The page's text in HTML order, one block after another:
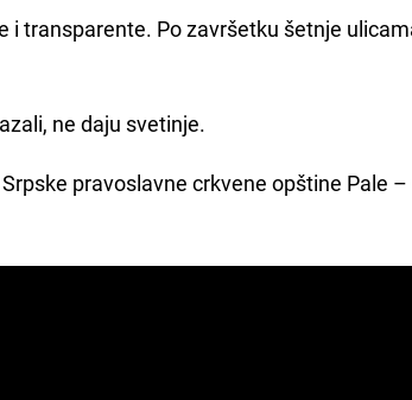
i transparente. Po završetku šetnje
ne daju svetinje.
pravoslavne crkvene opštine Pale